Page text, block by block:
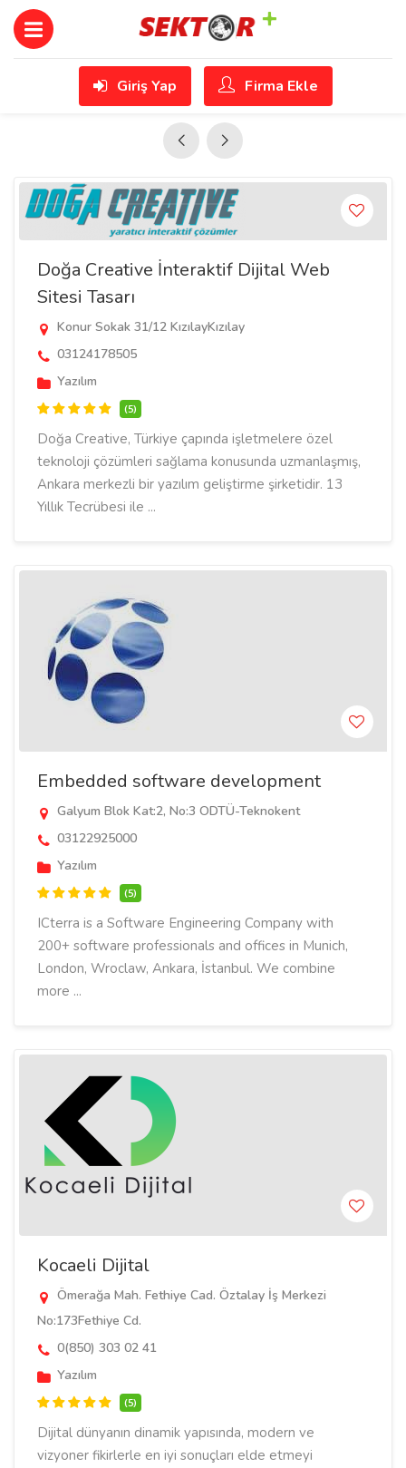
Giriş Yap Firma Ekle
Doğa Creative İnteraktif Dijital Web
Sitesi Tasarı
Konur Sokak 31/12 KızılayKızılay
03124178505
Yazılım
(5)
Doğa Creative, Türkiye çapında işletmelere özel
teknoloji çözümleri sağlama konusunda uzmanlaşmış,
Ankara merkezli bir yazılım geliştirme şirketidir. 13
Yıllık Tecrübesi ile ...
Embedded software development
Galyum Blok Kat:2, No:3 ODTÜ-Teknokent
03122925000
Yazılım
(5)
ICterra is a Software Engineering Company with
200+ software professionals and offices in Munich,
London, Wroclaw, Ankara, İstanbul. We combine
more ...
Kocaeli Dijital
Ömerağa Mah. Fethiye Cad. Öztalay İş Merkezi
No:173Fethiye Cd.
0(850) 303 02 41
Yazılım
(5)
Dijital dünyanın dinamik yapısında, modern ve
vizyoner fikirlerle en iyi sonuçları elde etmeyi